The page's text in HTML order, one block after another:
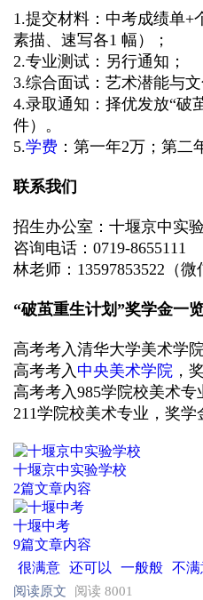
1.提交材料：中考成绩单+
素描、速写各1 幅）；
2.专业测试：另行通知；
3.综合面试：艺术潜能与文
4.录取通知：择优发放“破
件）。
5.学费 ：第一年2万；第二
联系我们
招生办公室：十堰京中实
咨询电话： 0719-8655111
林老师： 13597853522 （
“破茧重生计划”奖学金一
高考考入清华大学美术学
高考考入 中央美术学院 ，
高考考入985学院校美术专
211学院校美术专业，奖学
十堰京中实验学校
2篇文章内容
十堰中考
9篇文章内容
很满意 还可以 一般般 不满
阅读原文 阅读 8001